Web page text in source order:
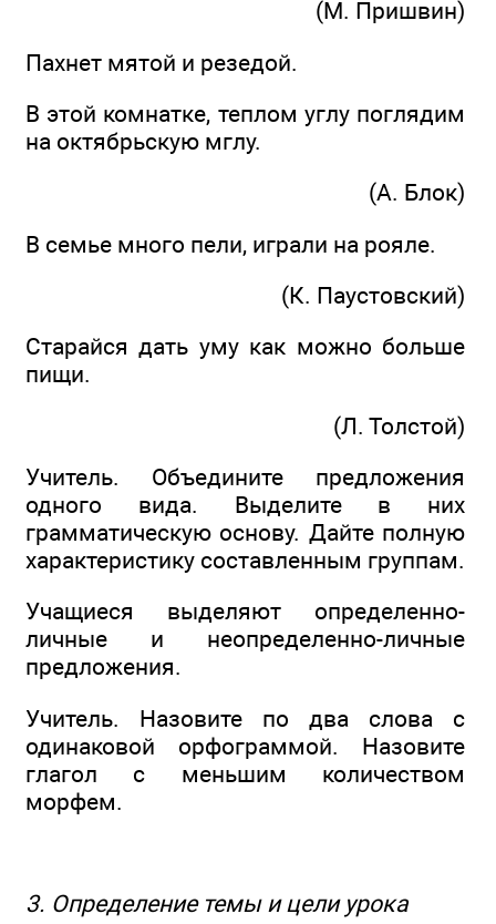
(М. Пришвин)
Пахнет мятой и резедой.
В этой комнатке, теплом углу поглядим
на октябрьскую мглу.
(А. Блок)
В семье много пели, играли на рояле.
(К. Паустовский)
Старайся дать уму как можно больше
пищи.
(Л. Толстой)
Учитель. Объедините предложения
одного вида. Выделите в них
грамматическую основу. Дайте полную
характеристику составленным группам.
Учащиеся выделяют определенно-
личные и неопределенно-личные
предложения.
Учитель. Назовите по два слова с
одинаковой орфограммой. Назовите
глагол с меньшим количеством
морфем.
3. Определение темы и цели урока